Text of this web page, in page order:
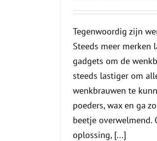
Tegenwoordig zijn
Steeds meer merken
gadgets om de
steeds lastiger om
wenkbrauwen te
poeders, wax en ga
beetje overwelmend.
oplossing, [...]